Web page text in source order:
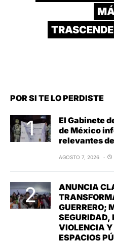
POR SI TE LO PERDISTE
El Gabinete
de México
relevantes
AGOSTO 7, 2026
ANUNCIA
GUERRERO;
SEGURIDAD,
VIOLENCIA Y
ESPACIOS